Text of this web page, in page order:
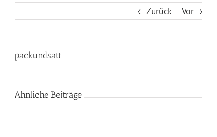
Zurück Vor
packundsatt
Ähnliche Beiträge